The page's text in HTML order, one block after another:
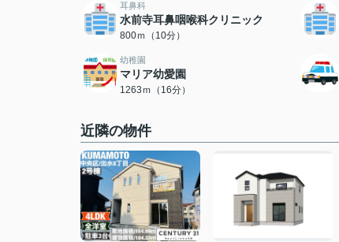
耳鼻科
水前寺耳鼻咽喉科クリニック
800ｍ（10分）
幼稚園
マリア幼愛園
1263ｍ（16分）
近隣の物件